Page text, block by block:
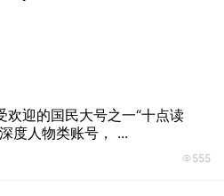
欢迎的国民大号之一“十点读
度人物类账号， ...
555